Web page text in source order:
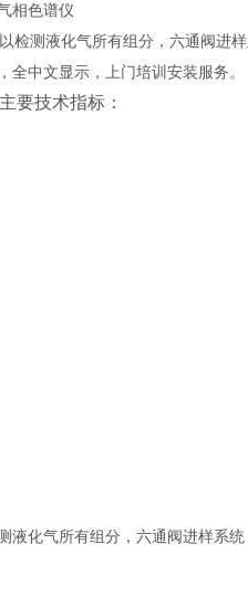
相色谱仪
检测液化气所有组分，六通阀进
中文显示，上门培训安装服务。
主要技术指标：
化气所有组分，六通阀进样系统